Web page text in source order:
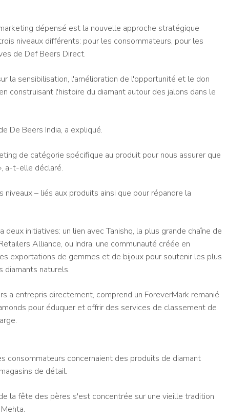
dépensé est la nouvelle approche stratégique
niveaux différents: pour les consommateurs, pour les
de Def Beers Direct.
la sensibilisation, l'amélioration de l'opportunité et le don
construisant l'histoire du diamant autour des jalons dans le
De Beers India, a expliqué.
de catégorie spécifique au produit pour nous assurer que
a-t-elle déclaré.
niveaux – liés aux produits ainsi que pour répandre la
initiatives: un lien avec Tanishq, la plus grande chaîne de
Alliance, ou Indra, une communauté créée en
exportations de gemmes et de bijoux pour soutenir les plus
naturels.
a entrepris directement, comprend un ForeverMark remanié
pour éduquer et offrir des services de classement de
consommateurs concernaient des produits de diamant
de détail.
la fête des pères s'est concentrée sur une vieille tradition